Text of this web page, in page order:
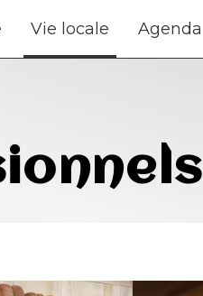
Vie locale Agenda